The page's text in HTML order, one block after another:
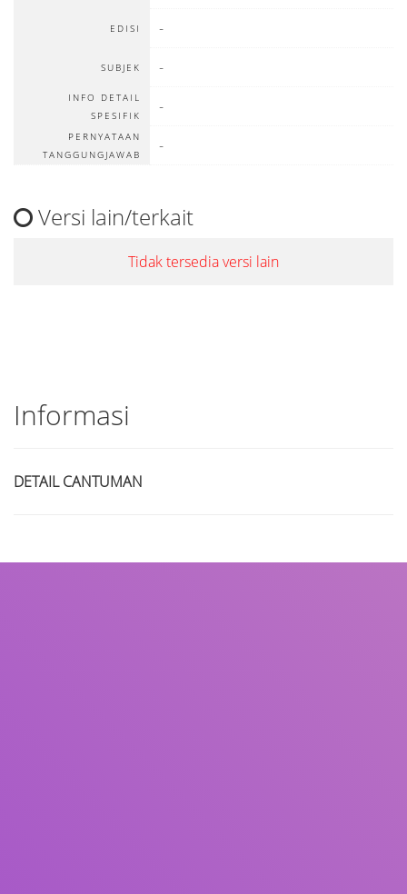
EDISI -
SUBJEK -
INFO DETAIL
SPESIFIK
-
PERNYATAAN
TANGGUNGJAWAB
-
Versi lain/terkait
Tidak tersedia versi lain
Informasi
DETAIL CANTUMAN